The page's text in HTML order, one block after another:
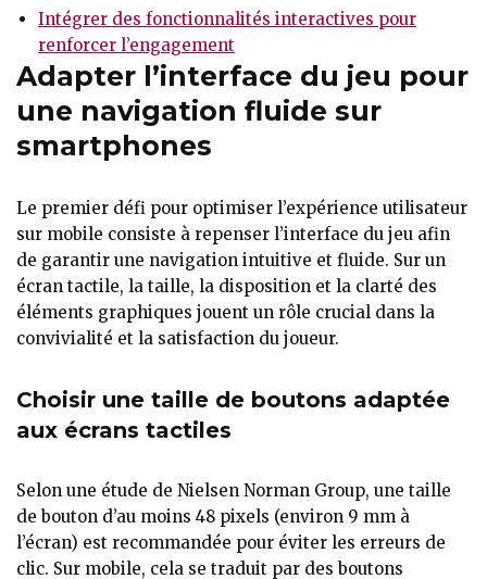
Intégrer des fonctionnalités interactives pour
renforcer l’engagement
Adapter l’interface du jeu pour
une navigation fluide sur
smartphones
Le premier défi pour optimiser l’expérience utilisateur
sur mobile consiste à repenser l’interface du jeu afin
de garantir une navigation intuitive et fluide. Sur un
écran tactile, la taille, la disposition et la clarté des
éléments graphiques jouent un rôle crucial dans la
convivialité et la satisfaction du joueur.
Choisir une taille de boutons adaptée
aux écrans tactiles
Selon une étude de Nielsen Norman Group, une taille
de bouton d’au moins 48 pixels (environ 9 mm à
l’écran) est recommandée pour éviter les erreurs de
clic. Sur mobile, cela se traduit par des boutons